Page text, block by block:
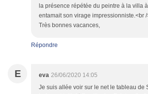
la présence répétée du peintre à la villa
entamait son virage impressionniste.<br /
Très bonnes vacances,
Répondre
E eva 26/06/2020 14:05
Je suis allée voir sur le net le tableau de